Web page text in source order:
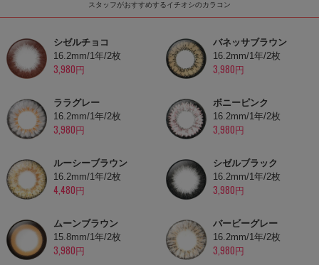
スタッフがおすすめするイチオシのカラコン
シゼルチョコ
16.2mm/1年/2枚
3,980円
バネッサブラウン
16.2mm/1年/2枚
3,980円
ララグレー
16.2mm/1年/2枚
3,980円
ボニーピンク
16.2mm/1年/2枚
3,980円
ルーシーブラウン
16.2mm/1年/2枚
4,480円
シゼルブラック
16.2mm/1年/2枚
3,980円
ムーンブラウン
15.8mm/1年/2枚
3,980円
バービーグレー
16.2mm/1年/2枚
3,980円